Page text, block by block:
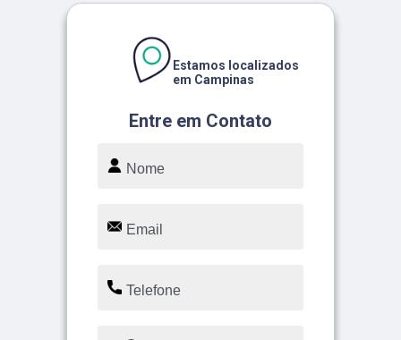
Entre em Contato
Estamos localizados
em Campinas